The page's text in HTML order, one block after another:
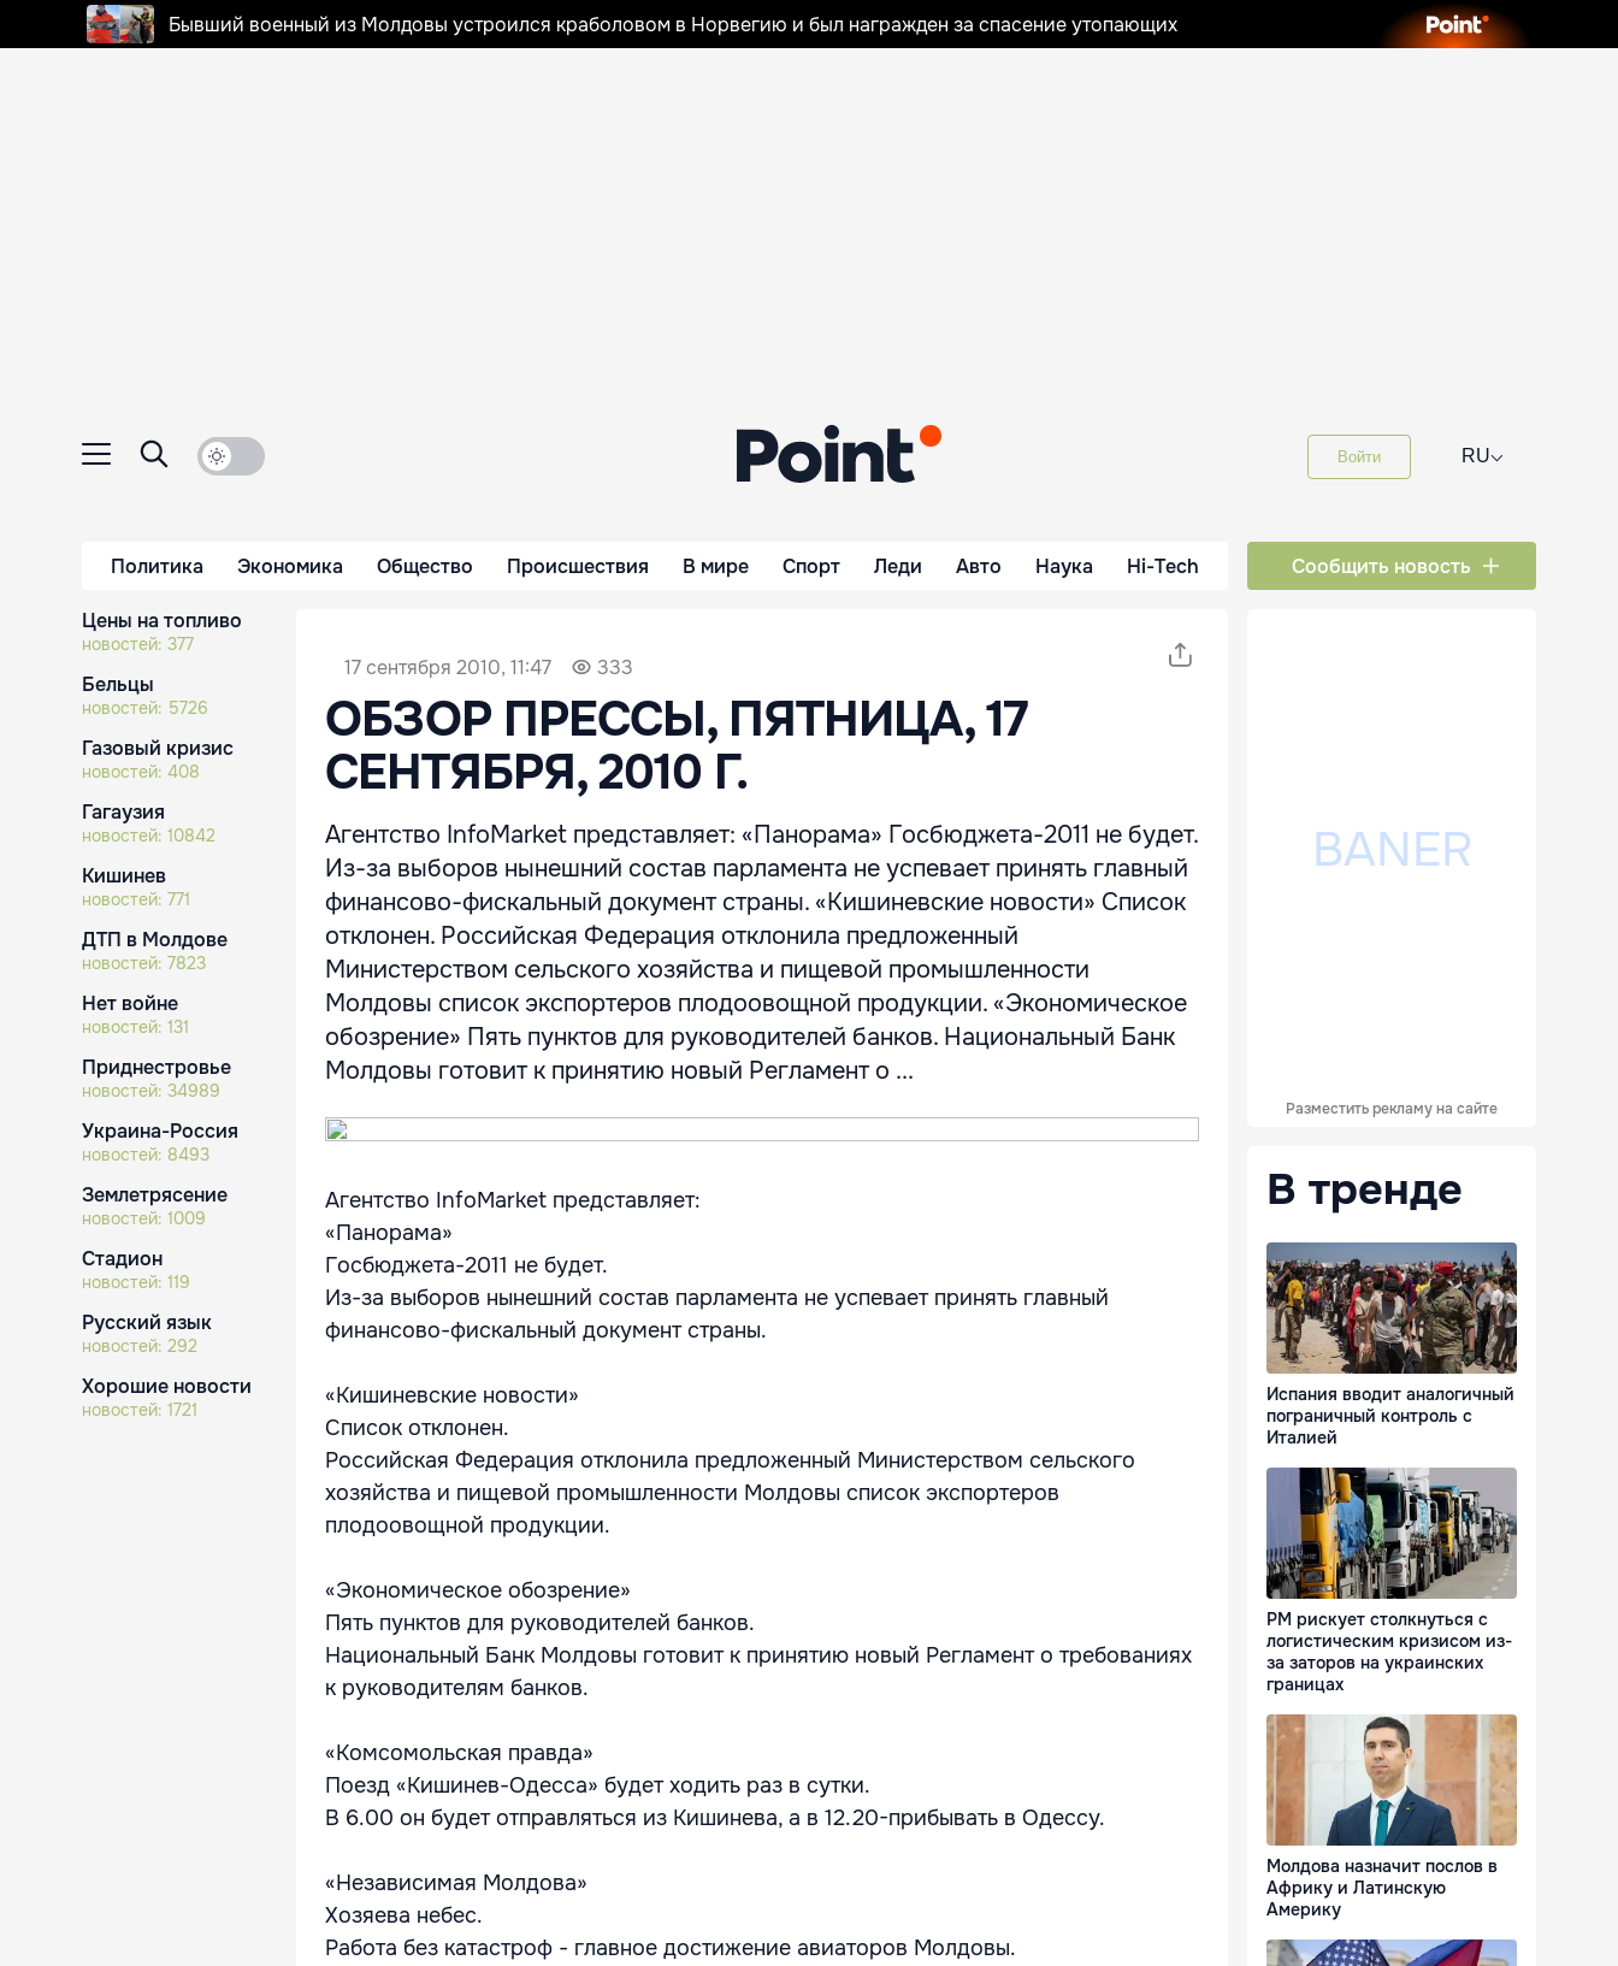
Бывший военный из Молдовы устроился краболовом в Норвегию и был награжден за спасение утопающих
Войти RU⌵
Политика Экономика Общество Происшествия В мире Спорт Леди Авто Наука Hi-Tech Сообщить новость
Цены на топливо
новостей: 377
Бельцы
новостей: 5726
Газовый кризис
новостей: 408
Гагаузия
новостей: 10842
Кишинев
новостей: 771
ДТП в Молдове
новостей: 7823
Нет войне
новостей: 131
Приднестровье
новостей: 34989
Украина-Россия
новостей: 8493
Землетрясение
новостей: 1009
Стадион
новостей: 119
Русский язык
новостей: 292
Хорошие новости
новостей: 1721
17 сентября 2010, 11:47 333
ОБЗОР ПРЕССЫ, ПЯТНИЦА, 17
СЕНТЯБРЯ, 2010 Г.
Агентство InfoMarket представляет: «Панорама» Госбюджета-2011 не будет.
Из-за выборов нынешний состав парламента не успевает принять главный
финансово-фискальный документ страны. «Кишиневские новости» Список
отклонен. Российская Федерация отклонила предложенный
Министерством сельского хозяйства и пищевой промышленности
Молдовы список экспортеров плодоовощной продукции. «Экономическое
обозрение» Пять пунктов для руководителей банков. Национальный Банк
Молдовы готовит к принятию новый Регламент о ...
Агентство InfoMarket представляет:
«Панорама»
Госбюджета-2011 не будет.
Из-за выборов нынешний состав парламента не успевает принять главный
финансово-фискальный документ страны.
«Кишиневские новости»
Список отклонен.
Российская Федерация отклонила предложенный Министерством сельского
хозяйства и пищевой промышленности Молдовы список экспортеров
плодоовощной продукции.
«Экономическое обозрение»
Пять пунктов для руководителей банков.
Национальный Банк Молдовы готовит к принятию новый Регламент о требованиях
к руководителям банков.
«Комсомольская правда»
Поезд «Кишинев-Одесса» будет ходить раз в сутки.
В 6.00 он будет отправляться из Кишинева, а в 12.20-прибывать в Одессу.
«Независимая Молдова»
Хозяева небес.
Работа без катастроф - главное достижение авиаторов Молдовы.
Разместить рекламу на сайте
В тренде
Испания вводит аналогичный
пограничный контроль с
Италией
РМ рискует столкнуться с
логистическим кризисом из-
за заторов на украинских
границах
Молдова назначит послов в
Африку и Латинскую
Америку